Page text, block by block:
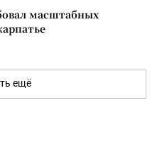
масштабных
ещё